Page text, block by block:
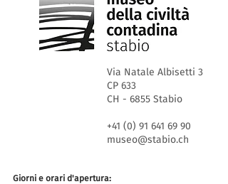
Via Natale Albisetti 3
CP 633
CH - 6855 Stabio
+41 (0) 91 641 69 90
museo@stabio.ch
Giorni e orari d'apertura: